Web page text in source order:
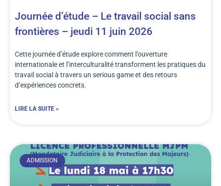
Journée d’étude – Le travail social sans
frontières – jeudi 11 juin 2026
Cette journée d’étude explore comment l’ouverture
internationale et l’interculturalité transforment les pratiques du
travail social à travers un serious game et des retours
d’expériences concrets.
LIRE LA SUITE »
ADMISSION